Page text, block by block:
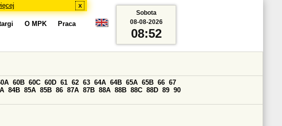
x
O MPK Praca
60B 60C 60D 61 62 63 64A 64B 65A 65B 66 67
84B 85A 85B 86 87A 87B 88A 88B 88C 88D 89 90
Sobota
08-08-2026
08:52